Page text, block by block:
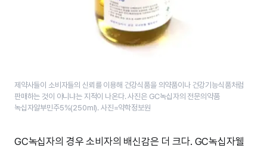
제약사들이 소비자들의 신뢰를 이용해 건강식품을 의약품이나 건강기능식품처럼
판매하는 것이 아니냐는 지적이 나온다. 사진은 GC녹십자의 전문의약품
녹십자알부민주5%(250ml). 사진=약학정보원
GC녹십자의 경우 소비자의 배신감은 더 크다. GC녹십자웰